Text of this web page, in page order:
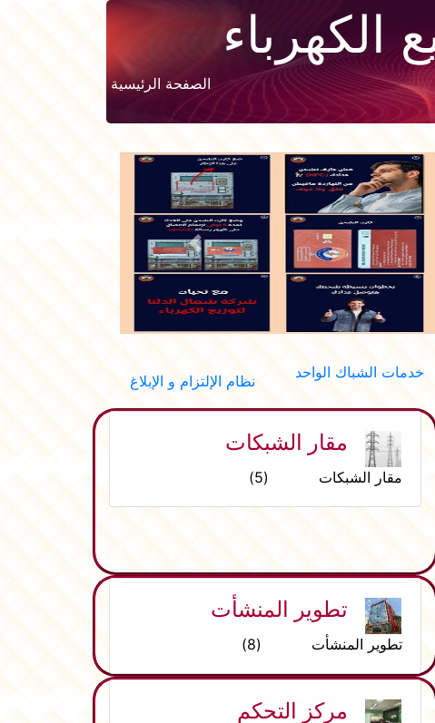
الكهرباء
الصفحة الرئيسية
Previous
خدمات الشباك الواحد نظام الإلتزام و الإبلاغ
مقار الشبكات
مقار الشبكات (5)
تطوير المنشأت
تطوير المنشأت (8)
مركز التحكم